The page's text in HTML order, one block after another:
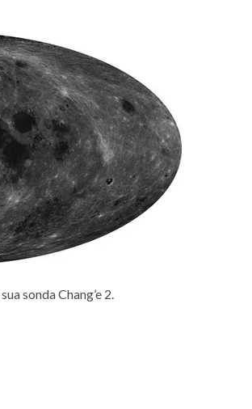
sonda Chang’e 2.